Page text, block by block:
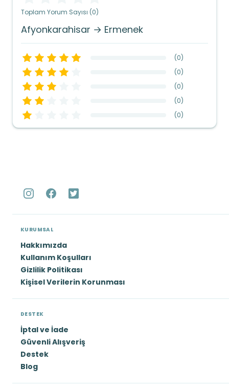
Toplam Yorum Sayısı (0)
Afyonkarahisar → Ermenek
(0)
(0)
(0)
(0)
(0)
KURUMSAL
Hakkımızda
Kullanım Koşulları
Gizlilik Politikası
Kişisel Verilerin Korunması
DESTEK
İptal ve İade
Güvenli Alışveriş
Destek
Blog